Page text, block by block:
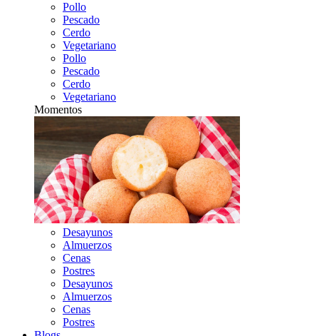
Pollo
Pescado
Cerdo
Vegetariano
Pollo
Pescado
Cerdo
Vegetariano
Momentos
Desayunos
Almuerzos
Cenas
Postres
Desayunos
Almuerzos
Cenas
Postres